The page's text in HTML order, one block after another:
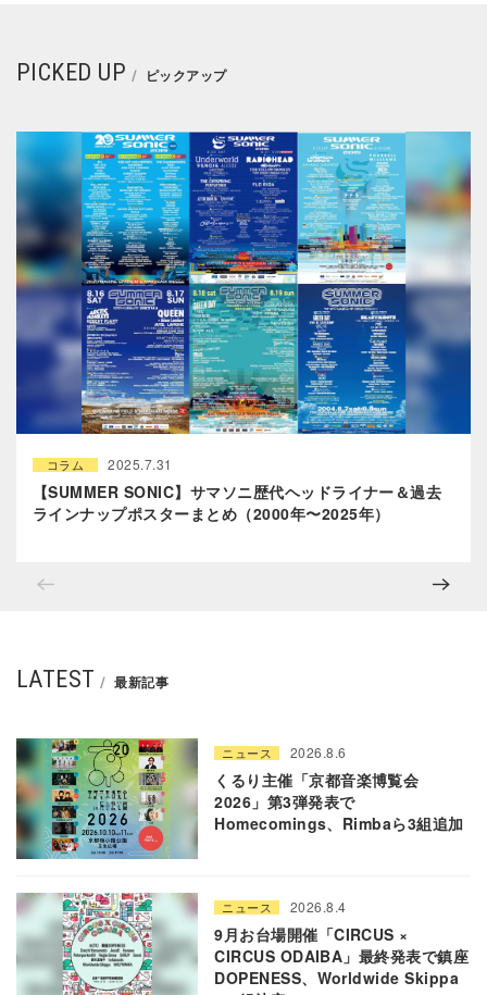
PICKED UP ピックアップ
コラム 2025.7.31
【SUMMER SONIC】サマソニ歴代ヘッドライナー＆過去
ラインナップポスターまとめ（2000年〜2025年）
LATEST 最新記事
ニュース 2026.8.6
くるり主催「京都音楽博覧会
2026」第3弾発表で
Homecomings、Rimbaら3組追加
ニュース 2026.8.4
9月お台場開催「CIRCUS ×
CIRCUS ODAIBA」最終発表で鎮座
DOPENESS、Worldwide Skippa